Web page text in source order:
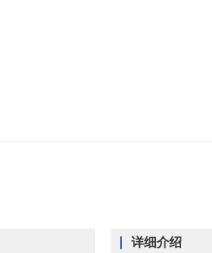
详细介绍